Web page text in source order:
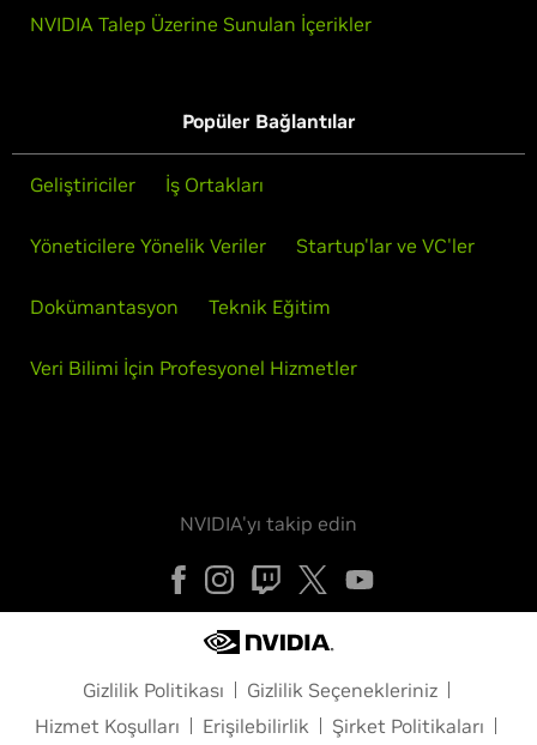
NVIDIA Talep Üzerine Sunulan İçerikler
Popüler Bağlantılar
Geliştiriciler İş Ortakları
Yöneticilere Yönelik Veriler Startup'lar ve VC'ler
Dokümantasyon Teknik Eğitim
Veri Bilimi İçin Profesyonel Hizmetler
NVIDIA'yı takip edin
Gizlilik Politikası
Gizlilik Seçenekleriniz
Hizmet Koşulları
Erişilebilirlik Şirket Politikaları